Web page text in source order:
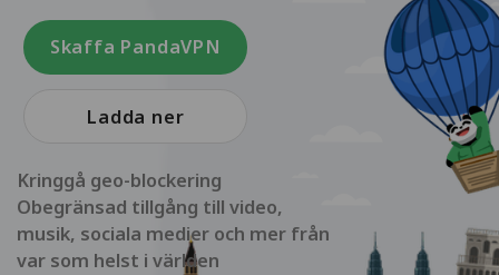
Skaffa PandaVPN
Ladda ner
Kringgå geo-blockering
Obegränsad tillgång till video,
musik, sociala medier och mer från
var som helst i världen